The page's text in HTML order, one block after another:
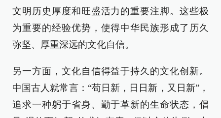
文明历史厚度和旺盛活力的重要注脚。这些极
为重要的经验优势，使得中华民族形成了历久
弥坚、厚重深远的文化自信。
另一方面，文化自信得益于持久的文化创新。
中国古人就常言：“苟日新，日日新，又日新”，
追求一种躬于省身、勤于革新的生命状态，倡